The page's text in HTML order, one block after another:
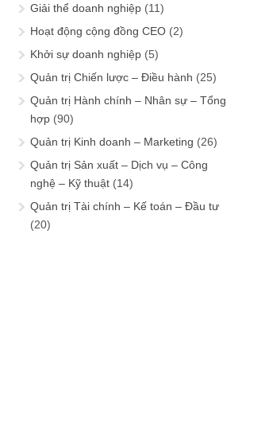
Giải thể doanh nghiệp (11)
Hoạt động cộng đồng CEO (2)
Khởi sự doanh nghiệp (5)
Quản trị Chiến lược – Điều hành (25)
Quản trị Hành chính – Nhân sự – Tổng
hợp (90)
Quản trị Kinh doanh – Marketing (26)
Quản trị Sản xuất – Dịch vụ – Công
nghệ – Kỹ thuật (14)
Quản trị Tài chính – Kế toán – Đầu tư
(20)